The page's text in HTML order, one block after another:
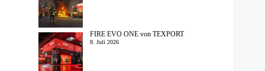
FIRE EVO ONE von TEXPORT
8. Juli 2026